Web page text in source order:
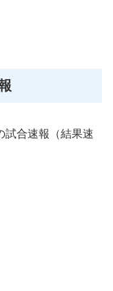
試合速報（結果速